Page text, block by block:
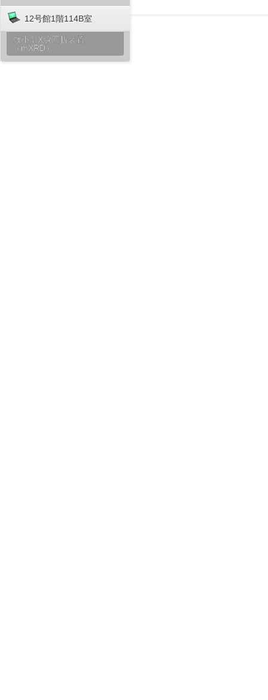
12号館1階114B室
微小部X線回折装置
（mXRD）